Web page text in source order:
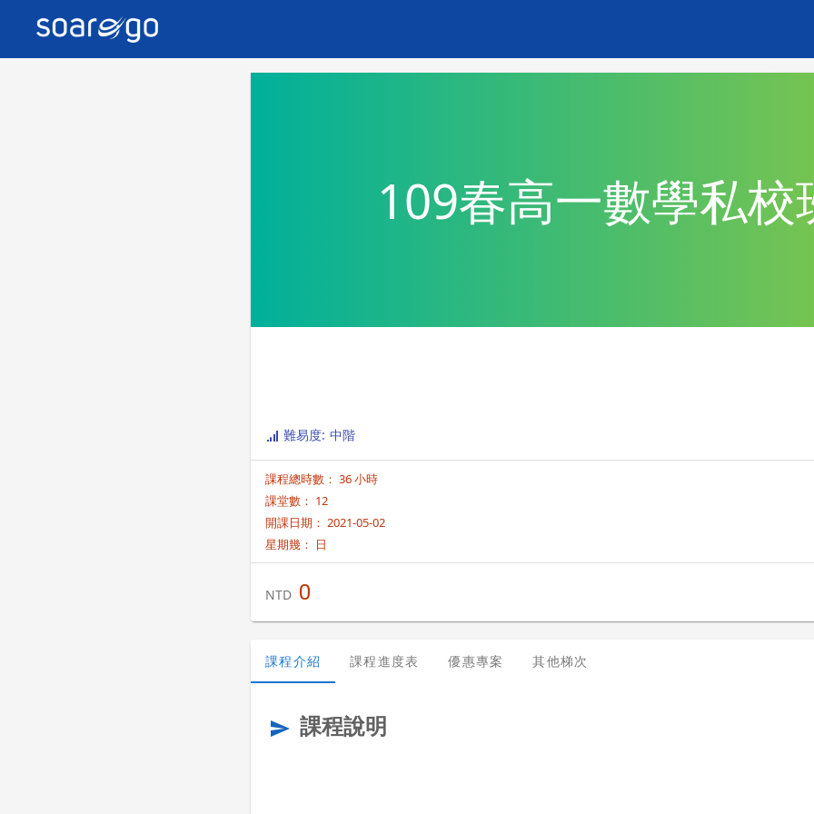
109春高一數學私校
難易度: 中階
課程總時數： 36 小時
課堂數： 12
開課日期： 2021-05-02
星期幾： 日
NTD 0
課程介紹 課程進度表 優惠專案 其他梯次
send 課程說明